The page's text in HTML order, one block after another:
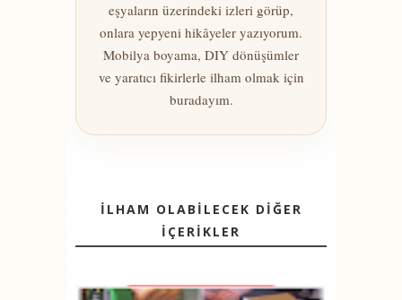
eşyaların üzerindeki izleri görüp,
onlara yepyeni hikâyeler yazıyorum.
Mobilya boyama, DIY dönüşümler
ve yaratıcı fikirlerle ilham olmak için
buradayım.
İLHAM OLABİLECEK DİĞER
İÇERİKLER